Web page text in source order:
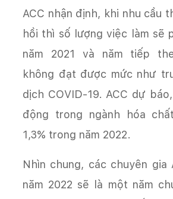
ACC nhận định, khi nhu cầu
hồi thì số lượng việc làm sẽ
năm 2021 và năm tiếp
không đạt được mức như
dịch COVID-19. ACC dự
động trong ngành hóa
1,3% trong năm 2022.
Nhìn chung, các chuyên gia
năm 2022 sẽ là một năm